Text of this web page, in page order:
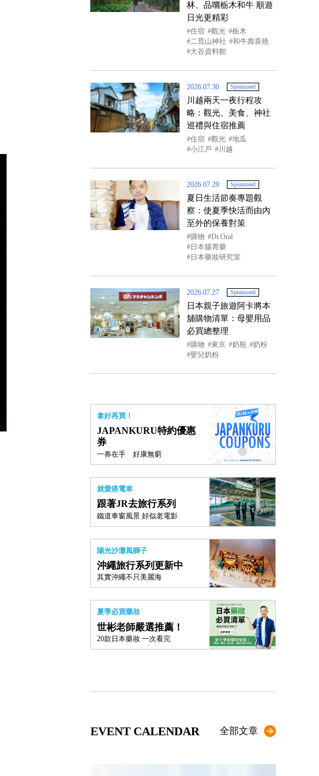
林、品嚐栃木和牛 順遊
日光更精彩
住宿 觀光
栃木
二荒山神社
和牛壽喜燒
大谷資料館
2026.07.30 Sponsored
川越兩天一夜行程攻
略：觀光、美食、神社
巡禮與住宿推薦
住宿 觀光
地瓜
小江戶
川越
2026.07.29 Sponsored
夏日生活節奏專題觀
察：使夏季快活而由內
至外的保養對策
購物
Dr.Oral
日本腸胃藥
日本藥妝研究室
2026.07.27 Sponsored
日本親子旅遊阿卡將本
舖購物清單：母嬰用品
必買總整理
購物 東京 奶瓶
奶粉
嬰兒奶粉
拿好再買！
JAPANKURU特約優惠
券
一券在手 好康無窮
就愛搭電車
跟著JR去旅行系列
鐵道車窗風景 好似老電影
陽光沙灘風獅子
沖繩旅行系列更新中
其實沖繩不只美麗海
夏季必買藥妝
世彬老師嚴選推薦！
20款日本藥妝 一次看完
EVENT CALENDAR 全部文章